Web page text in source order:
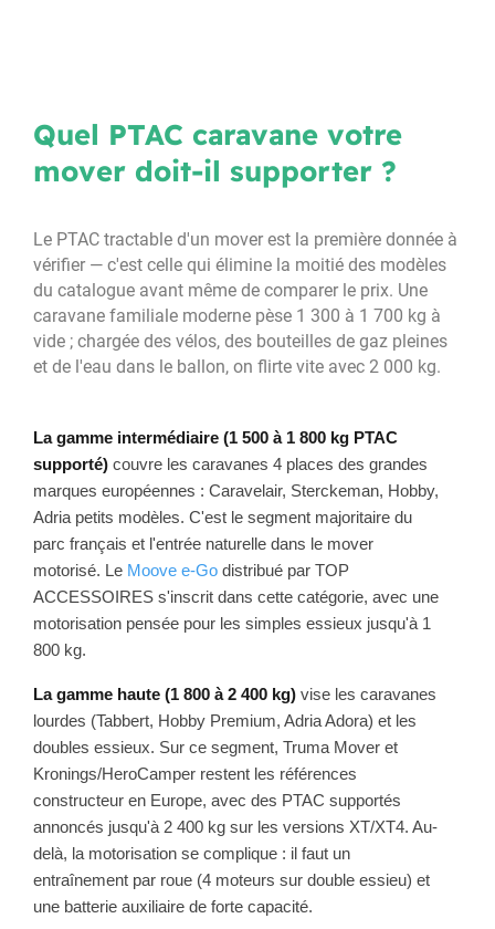
Quel PTAC caravane votre
mover doit-il supporter ?
Le PTAC tractable d'un mover est la première donnée à
vérifier — c'est celle qui élimine la moitié des modèles
du catalogue avant même de comparer le prix. Une
caravane familiale moderne pèse 1 300 à 1 700 kg à
vide ; chargée des vélos, des bouteilles de gaz pleines
et de l'eau dans le ballon, on flirte vite avec 2 000 kg.
La gamme intermédiaire (1 500 à 1 800 kg PTAC
supporté) couvre les caravanes 4 places des grandes
marques européennes : Caravelair, Sterckeman, Hobby,
Adria petits modèles. C'est le segment majoritaire du
parc français et l'entrée naturelle dans le mover
motorisé. Le Moove e-Go distribué par TOP
ACCESSOIRES s'inscrit dans cette catégorie, avec une
motorisation pensée pour les simples essieux jusqu'à 1
800 kg.
La gamme haute (1 800 à 2 400 kg) vise les caravanes
lourdes (Tabbert, Hobby Premium, Adria Adora) et les
doubles essieux. Sur ce segment, Truma Mover et
Kronings/HeroCamper restent les références
constructeur en Europe, avec des PTAC supportés
annoncés jusqu'à 2 400 kg sur les versions XT/XT4. Au-
delà, la motorisation se complique : il faut un
entraînement par roue (4 moteurs sur double essieu) et
une batterie auxiliaire de forte capacité.